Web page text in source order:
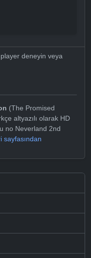
deneyin veya
(The Promised
altyazılı olarak HD
no Neverland 2nd
sayfasından